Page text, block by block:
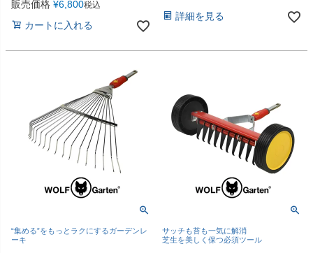
販売価格 ¥6,800税込
カートに入れる
詳細を見る
“集める”をもっとラクにするガーデンレ
ーキ
サッチも苔も一気に解消
芝生を美しく保つ必須ツール